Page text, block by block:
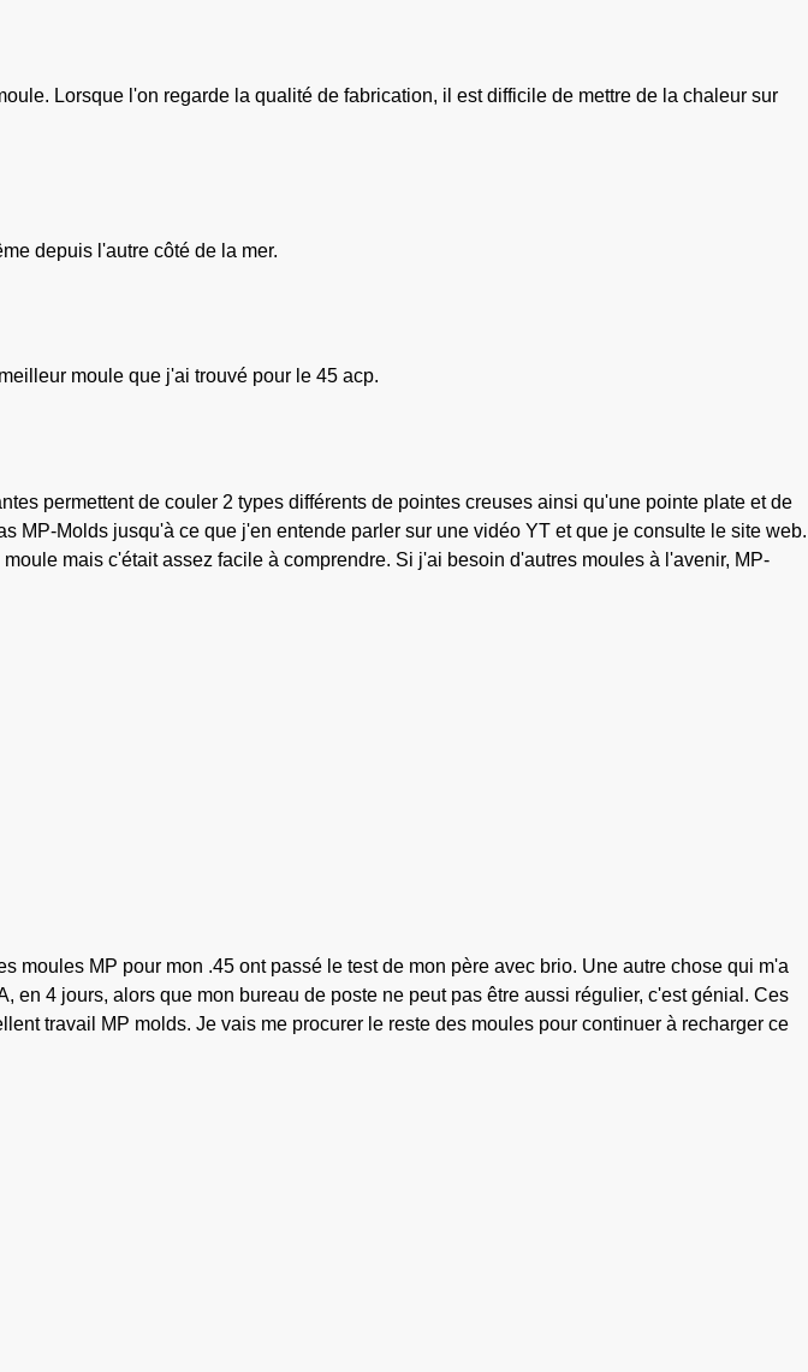
Lorsque l'on regarde la qualité de fabrication, il est difficile de mettre de la chaleur sur
depuis l'autre côté de la mer.
moule que j'ai trouvé pour le 45 acp.
permettent de couler 2 types différents de pointes creuses ainsi qu'une pointe plate et de
Molds jusqu'à ce que j'en entende parler sur une vidéo YT et que je consulte le site web.
mais c'était assez facile à comprendre. Si j'ai besoin d'autres moules à l'avenir, MP-
MP pour mon .45 ont passé le test de mon père avec brio. Une autre chose qui m'a
4 jours, alors que mon bureau de poste ne peut pas être aussi régulier, c'est génial. Ces
travail MP molds. Je vais me procurer le reste des moules pour continuer à recharger ce